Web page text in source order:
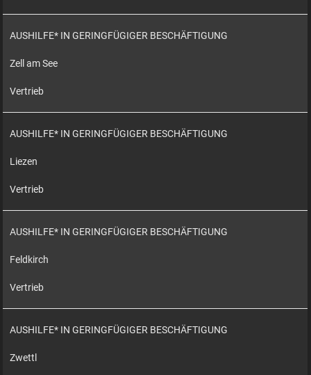
AUSHILFE* IN GERINGFÜGIGER BESCHÄFTIGUNG
Zell am See
Vertrieb
AUSHILFE* IN GERINGFÜGIGER BESCHÄFTIGUNG
Liezen
Vertrieb
AUSHILFE* IN GERINGFÜGIGER BESCHÄFTIGUNG
Feldkirch
Vertrieb
AUSHILFE* IN GERINGFÜGIGER BESCHÄFTIGUNG
Zwettl